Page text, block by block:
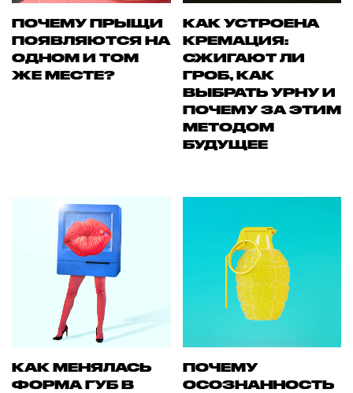
ПОЧЕМУ ПРЫЩИ
ПОЯВЛЯЮТСЯ НА
ОДНОМ И ТОМ
ЖЕ МЕСТЕ?
КАК УСТРОЕНА
КРЕМАЦИЯ:
СЖИГАЮТ ЛИ
ГРОБ, КАК
ВЫБРАТЬ УРНУ И
ПОЧЕМУ ЗА ЭТИМ
МЕТОДОМ
БУДУЩЕЕ
КАК МЕНЯЛАСЬ
ФОРМА ГУБ В
ПОЧЕМУ
ОСОЗНАННОСТЬ